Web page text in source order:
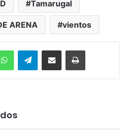
Tamarugal
ARENA vientos
WhatsAppTelegramEnviar vía email Imprimir